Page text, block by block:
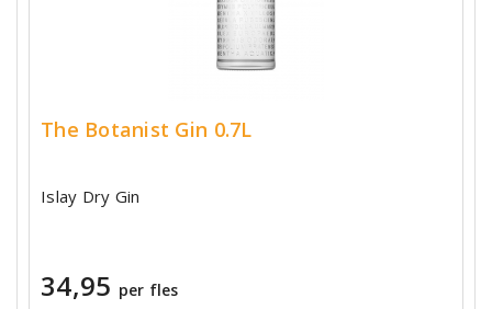
The Botanist Gin 0.7L
Islay Dry Gin
34,95 per fles